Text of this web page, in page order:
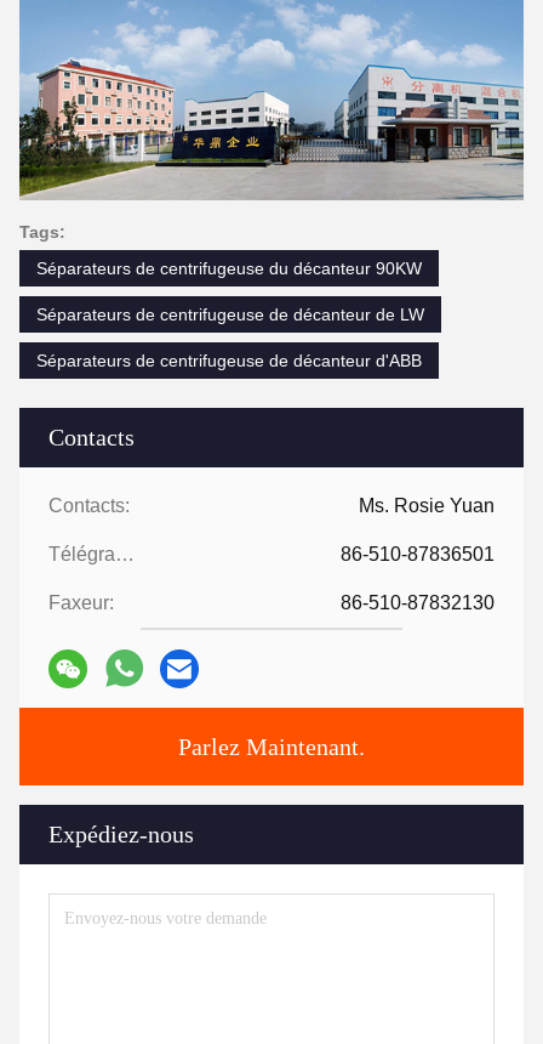
Contacts
Contacts: Ms. Rosie Yuan
Télégramme: 86-510-87836501
Faxeur: 86-510-87832130
Parlez Maintenant.
Expédiez-nous
Tags:
Séparateurs de centrifugeuse du décanteur 90KW
Séparateurs de centrifugeuse de décanteur de LW
Séparateurs de centrifugeuse de décanteur d'ABB